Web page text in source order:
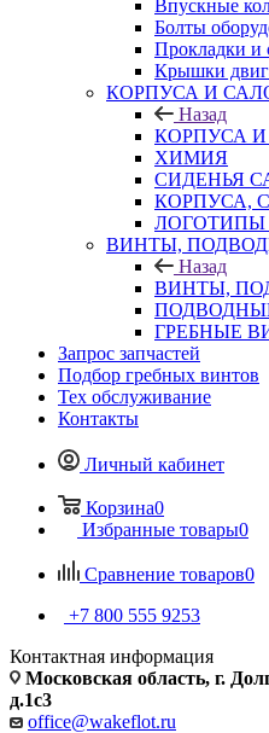
Впускные
Болты
Прокладки и
Крышки
КОРПУСА И
Назад
КОРПУСА
ХИМИЯ
СИДЕНЬЯ
КОРПУСА,
ЛОГОТИПЫ
ВИНТЫ,
Назад
ВИНТЫ,
ГРЕБНЫЕ
Запрос запчастей
Подбор гребных винтов
Тех обслуживание
Контакты
Личный кабинет
Корзина0
Избранные товары0
Сравнение товаров0
+7 800 555 9253
Контактная информация
Московская область, г.
д.1с3
office@wakeflot.ru